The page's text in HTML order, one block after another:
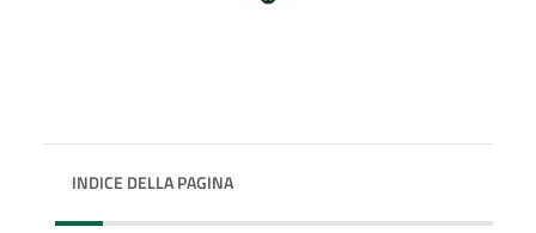
INDICE DELLA PAGINA